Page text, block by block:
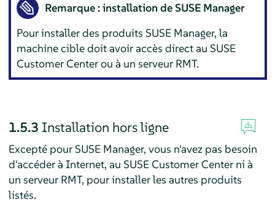
Remarque : installation de SUSE Manager
Pour installer des produits SUSE Manager, la
machine cible doit avoir accès direct au SUSE
Customer Center ou à un serveur RMT.
1.5.3 Installation hors ligne
Excepté pour SUSE Manager, vous n'avez pas besoin
d'accéder à Internet, au SUSE Customer Center ni à
un serveur RMT, pour installer les autres produits
listés.